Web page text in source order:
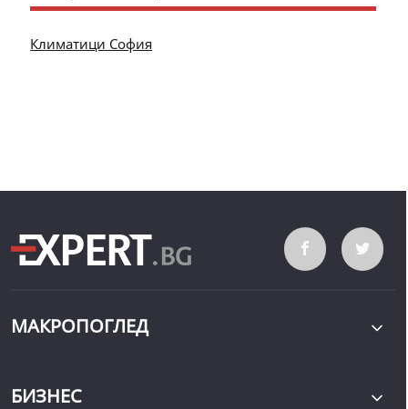
Климатици София
МАКРОПОГЛЕД
БИЗНЕС